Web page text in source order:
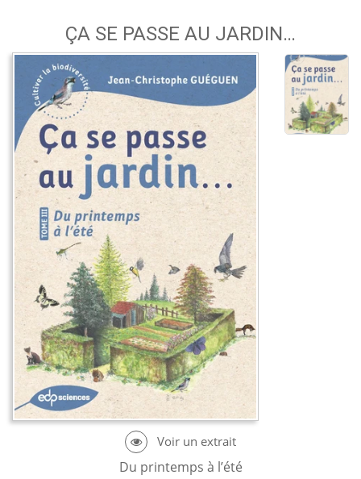
ÇA SE PASSE AU JARDIN…
Du printemps à l’été